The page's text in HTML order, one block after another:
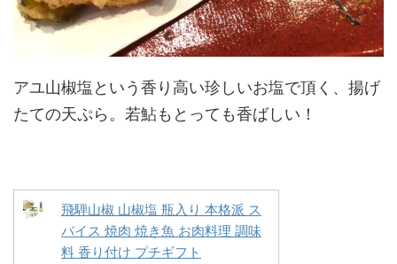
アユ山椒塩という香り高い珍しいお塩で頂く、揚げ
たての天ぷら。若鮎もとっても香ばしい！
飛騨山椒 山椒塩 瓶入り 本格派 ス
パイス 焼肉 焼き魚 お肉料理 調味
料 香り付け プチギフト